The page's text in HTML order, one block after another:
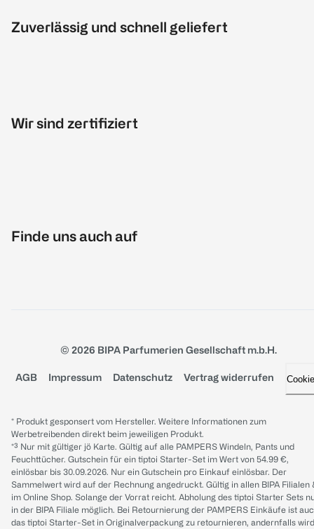
Zuverlässig und schnell geliefert
Wir sind zertifiziert
Finde uns auch auf
© 2026 BIPA Parfumerien Gesellschaft m.b.H.
AGB Impressum Datenschutz Vertrag widerrufen
* Produkt gesponsert vom Hersteller. Weitere Informationen zum
Werbetreibenden direkt beim jeweiligen Produkt.
*³ Nur mit gültiger jö Karte. Gültig auf alle PAMPERS Windeln, Pants und
Feuchttücher. Gutschein für ein tiptoi Starter-Set im Wert von 54.99 €,
einlösbar bis 30.09.2026. Nur ein Gutschein pro Einkauf einlösbar. Der
Sammelwert wird auf der Rechnung angedruckt. Gültig in allen BIPA Filialen
im Online Shop. Solange der Vorrat reicht. Abholung des tiptoi Starter Sets
in der BIPA Filiale möglich. Bei Retournierung der PAMPERS Einkäufe ist
das tiptoi Starter-Set in Originalverpackung zu retournieren, andernfalls wird